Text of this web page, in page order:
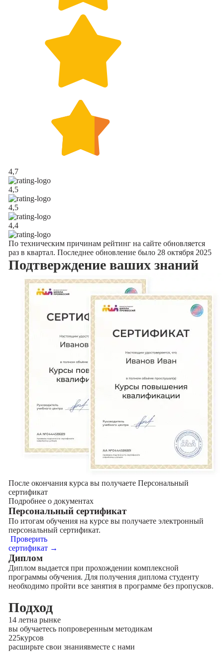
4,7
4,5
4,5
4,4
По техническим причинам рейтинг на сайте обновляется
раз в квартал. Последнее обновление было 28 октября 2025
Подтверждение ваших знаний
После окончания курса вы получаете Персональный
сертификат
Подробнее о документах
Персональный сертификат
По итогам обучения на курсе вы получаете электронный
персональный сертификат.
Проверить
сертификат →
Диплом
Диплом выдается при прохождении комплексной
программы обучения. Для получения диплома студенту
необходимо пройти все занятия в программе без пропусков.
Подход
14 летна рынке
вы обучаетесь попроверенным методикам
225курсов
расширьте свои знаниявместе с нами